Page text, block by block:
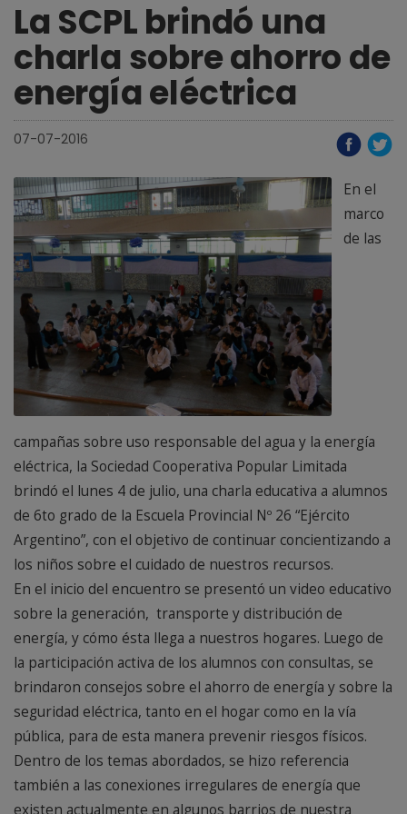
La SCPL brindó una
charla sobre ahorro de
energía eléctrica
07-07-2016
En el
marco
de las
campañas sobre uso responsable del agua y la energía
eléctrica, la Sociedad Cooperativa Popular Limitada
brindó el lunes 4 de julio, una charla educativa a alumnos
de 6to grado de la Escuela Provincial Nº 26 “Ejército
Argentino”, con el objetivo de continuar concientizando a
los niños sobre el cuidado de nuestros recursos.
En el inicio del encuentro se presentó un video educativo
sobre la generación, transporte y distribución de
energía, y cómo ésta llega a nuestros hogares. Luego de
la participación activa de los alumnos con consultas, se
brindaron consejos sobre el ahorro de energía y sobre la
seguridad eléctrica, tanto en el hogar como en la vía
pública, para de esta manera prevenir riesgos físicos.
Dentro de los temas abordados, se hizo referencia
también a las conexiones irregulares de energía que
existen actualmente en algunos barrios de nuestra